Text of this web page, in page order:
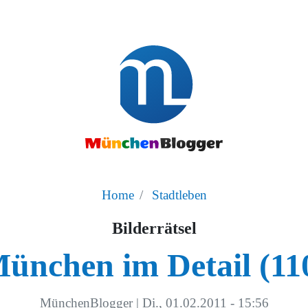
Home Stadtleben
Bilderrätsel
im Detail
MünchenBlogger | Di., 01.02.2011 - 15:56